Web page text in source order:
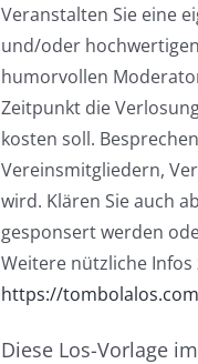
Veranstalten Sie eine
und/oder
humorvollen
Zeitpunkt die
kosten soll.
Vereinsmitgliedern,
wird. Klären Sie auch
gesponsert werden
Weitere nützliche
https://
Diese Los-Vorlage